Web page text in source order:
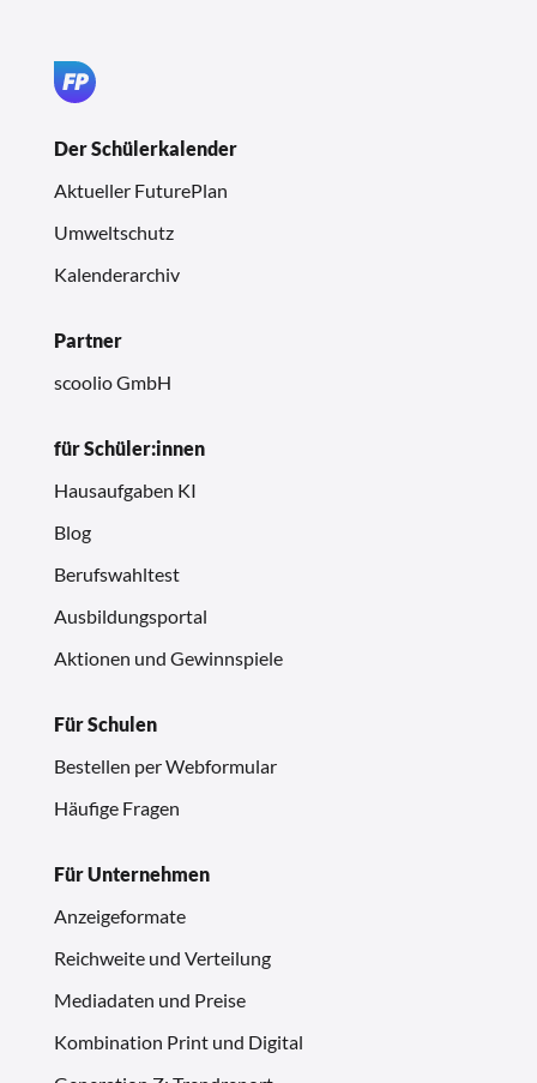
Der Schülerkalender
Aktueller FuturePlan
Umweltschutz
Kalenderarchiv
Partner
scoolio GmbH
für Schüler:innen
Hausaufgaben KI
Blog
Berufswahltest
Ausbildungsportal
Aktionen und Gewinnspiele
Für Schulen
Bestellen per Webformular
Häufige Fragen
Für Unternehmen
Anzeigeformate
Reichweite und Verteilung
Mediadaten und Preise
Kombination Print und Digital